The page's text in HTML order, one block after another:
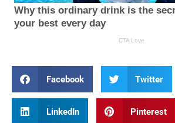
Facebook Twitter
LinkedIn Pinterest